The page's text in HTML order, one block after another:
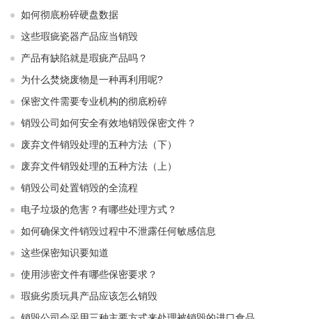
如何彻底粉碎硬盘数据
这些瑕疵瓷器产品应当销毁
产品有缺陷就是瑕疵产品吗？
为什么焚烧废物是一种再利用呢?
保密文件需要专业机构的彻底粉碎
销毁公司如何安全有效地销毁保密文件？
废弃文件销毁处理的五种方法（下）
废弃文件销毁处理的五种方法（上）
销毁公司处置销毁的全流程
电子垃圾的危害？有哪些处理方式？
如何确保文件销毁过程中不泄露任何敏感信息
这些保密知识要知道
使用涉密文件有哪些保密要求？
瑕疵劣质玩具产品应该怎么销毁